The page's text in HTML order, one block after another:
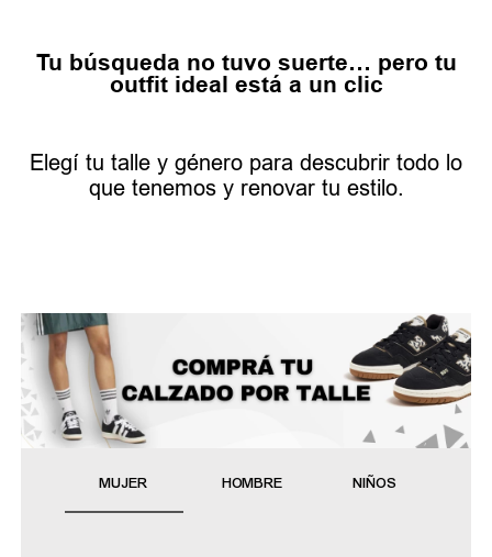
Tu búsqueda no tuvo suerte… pero tu
outfit ideal está a un clic
Elegí tu talle y género para descubrir todo lo
que tenemos y renovar tu estilo.
MUJER HOMBRE NIÑOS